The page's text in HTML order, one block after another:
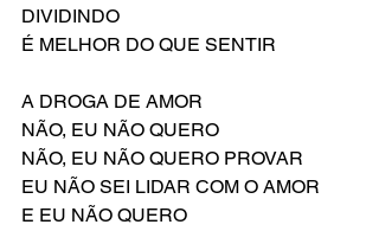
DIVIDINDO
É MELHOR DO QUE SENTIR
A DROGA DE AMOR
NÃO, EU NÃO QUERO
NÃO, EU NÃO QUERO PROVAR
EU NÃO SEI LIDAR COM O AMOR
E EU NÃO QUERO